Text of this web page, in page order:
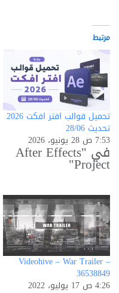
مرتبط
تحميل قوالب افتر افكت 2026
تحديث 28/06
7:53 ص 28 يونيو، 2026
في "After EffectsProject"
Videohive – War Trailer –
36538849
4:26 ص 17 يوليو، 2022